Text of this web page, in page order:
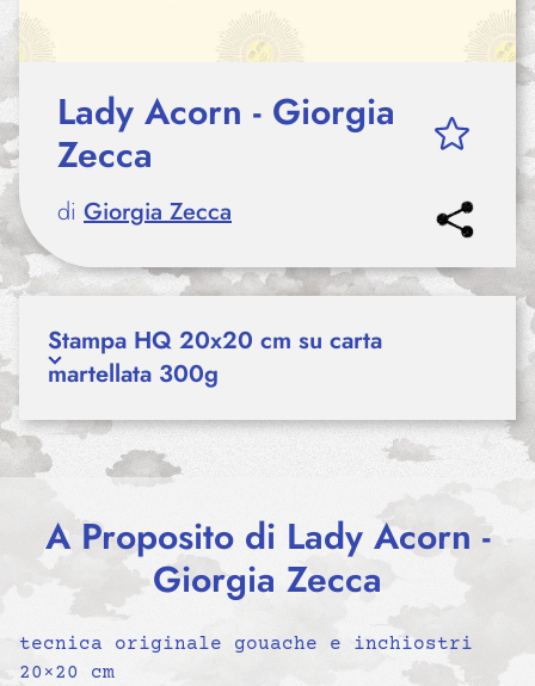
Lady Acorn - Giorgia
Zecca
di Giorgia Zecca
Stampa HQ 20x20 cm su carta
martellata 300g
A Proposito di Lady Acorn -
Giorgia Zecca
tecnica originale gouache e inchiostri
20×20 cm